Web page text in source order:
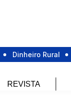
Dinheiro Rural
REVISTA